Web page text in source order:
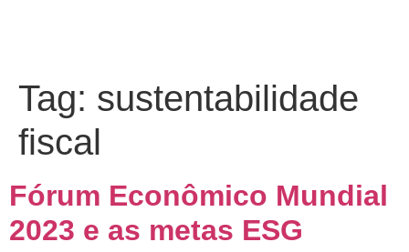
Tag: sustentabilidade
fiscal
Fórum Econômico Mundial
2023 e as metas ESG